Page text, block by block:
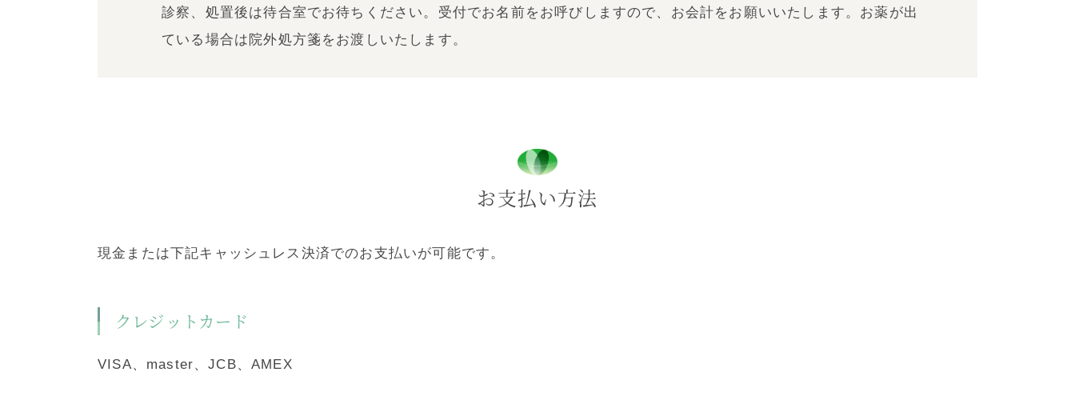
診察、処置後は待合室でお待ちください。受付でお名前をお呼びしますので、お会計をお願いいたします。お薬が出
ている場合は院外処方箋をお渡しいたします。
お支払い方法
現金または下記キャッシュレス決済でのお支払いが可能です。
クレジットカード
VISA、master、JCB、AMEX